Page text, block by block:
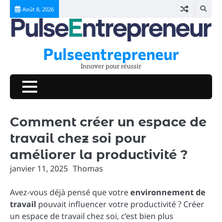
Skip
content
Août 8, 2026
Pulseentrepreneur
Innover pour réussir
Comment créer un espace de
travail chez soi pour
améliorer la productivité ?
janvier 11, 2025 Thomas
Avez-vous déjà pensé que votreenvironnement de
travail pouvait influencer votre productivité ? Créer
un espace de travail chez soi, c’est bien plus